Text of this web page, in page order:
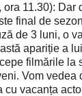
ora 11.30): Dar
final de
de 3 luni, o
apariție a
filmările la
Vom vedea
cu vacanța